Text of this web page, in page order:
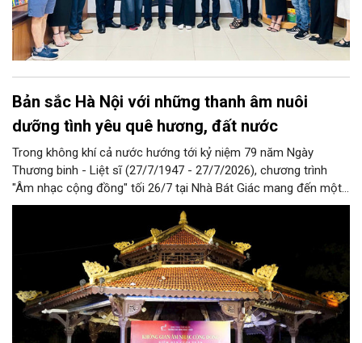
Bản sắc Hà Nội với những thanh âm nuôi
dưỡng tình yêu quê hương, đất nước
Trong không khí cả nước hướng tới kỷ niệm 79 năm Ngày
Thương binh - Liệt sĩ (27/7/1947 - 27/7/2026), chương trình
"Âm nhạc cộng đồng" tối 26/7 tại Nhà Bát Giác mang đến một
đêm biểu diễn giàu ý nghĩa với những ca khúc về quê hương,
đất nước, hòa bình và khát vọng tuổi trẻ. Không chỉ đáp ứng
nhu cầu thưởng thức nghệ thuật của người dân, chương trình
còn góp phần lan tỏa truyền thống yêu nước, lòng biết ơn các
thế hệ cha anh đã hy sinh vì độc lập, tự do của dân tộc.